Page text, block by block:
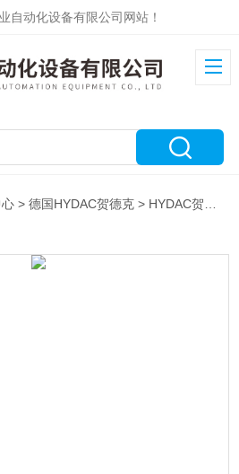
自动化设备有限公司网站！
>德国HYDAC贺德克 > HYDAC贺德克传感器